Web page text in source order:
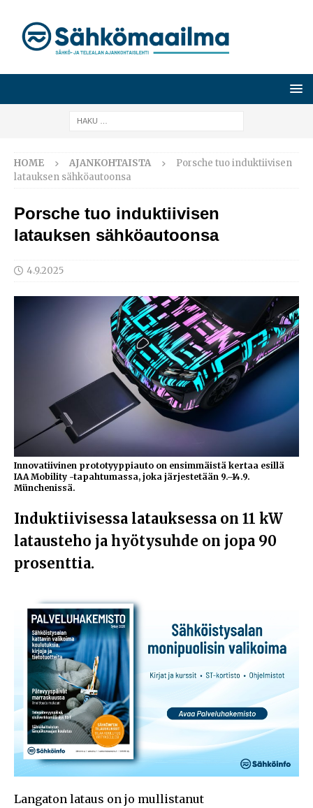
HOME AJANKOHTAISTA
Porsche tuo induktiivisen
latauksen sähköautoonsa
Porsche tuo induktiivisen
latauksen sähköautoonsa
4.9.2025
Innovatiivinen prototyyppiauto on ensimmäistä kertaa esillä
IAA Mobility -tapahtumassa, joka järjestetään 9.–14.9.
Münchenissä.
Induktiivisessa latauksessa on 11 kW
latausteho ja hyötysuhde on jopa 90
prosenttia.
Langaton lataus on jo mullistanut